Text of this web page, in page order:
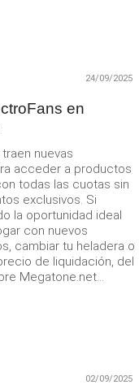
24/09/2025
en
nuevas
acceder a productos
todas las cuotas sin
exclusivos. Si
la oportunidad ideal
con nuevos
cambiar tu heladera o
de liquidación, del
Megatone.net...
02/09/2025